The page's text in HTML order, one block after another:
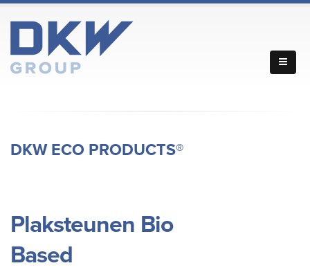
DKW ECO PRODUCTS®
Plaksteunen Bio
Based